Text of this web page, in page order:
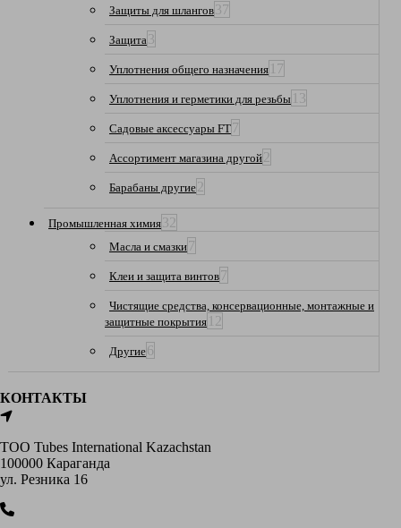
Защиты для шлангов 37
Защита 3
Уплотнения общего назначения 17
Уплотнения и герметики для резьбы 13
Садовые аксессуары FT7
Ассортимент магазина другой2
Барабаны другие2
Промышленная химия 32
Масла и смазки7
Клеи и защита винтов7
Чистящие средства, консервационные, монтажные и
защитные покрытия 12
Другие6
КОНТАКТЫ
ТОО Tubes International Kazachstan
100000 Караганда
ул. Резника 16